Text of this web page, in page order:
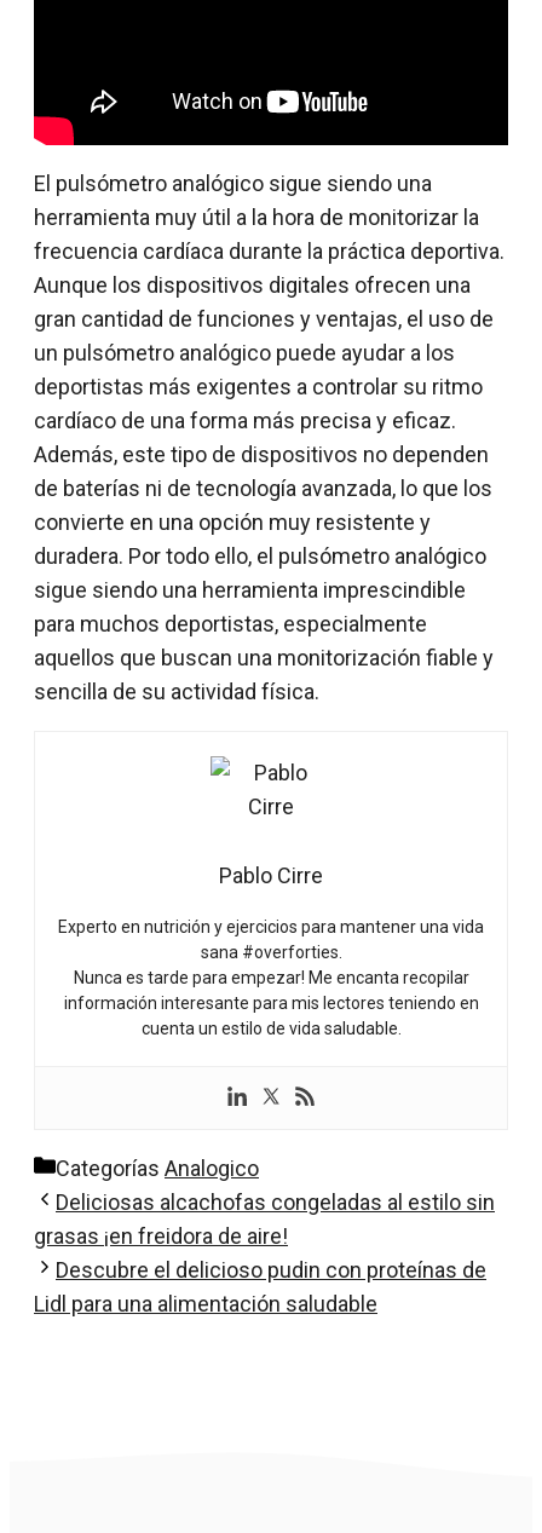
El pulsómetro analógico sigue siendo una
herramienta muy útil a la hora de monitorizar la
frecuencia cardíaca durante la práctica deportiva.
Aunque los dispositivos digitales ofrecen una
gran cantidad de funciones y ventajas, el uso de
un pulsómetro analógico puede ayudar a los
deportistas más exigentes a controlar su ritmo
cardíaco de una forma más precisa y eficaz.
Además, este tipo de dispositivos no dependen
de baterías ni de tecnología avanzada, lo que los
convierte en una opción muy resistente y
duradera. Por todo ello, el pulsómetro analógico
sigue siendo una herramienta imprescindible
para muchos deportistas, especialmente
aquellos que buscan una monitorización fiable y
sencilla de su actividad física.
Pablo Cirre
Experto en nutrición y ejercicios para mantener una vida
sana #overforties.
Nunca es tarde para empezar! Me encanta recopilar
información interesante para mis lectores teniendo en
cuenta un estilo de vida saludable.
Categorías Analogico
Deliciosas alcachofas congeladas al estilo sin
grasas ¡en freidora de aire!
Descubre el delicioso pudin con proteínas de
Lidl para una alimentación saludable